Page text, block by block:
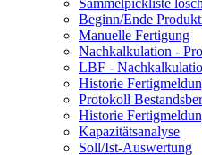
Sammelpickliste
Beginn/Ende
Manuelle Fertigung
Nachkalkulation -
LBF -
Historie
Protokoll
Historie
Kapazitätsanalyse
Soll/Ist-Auswertung